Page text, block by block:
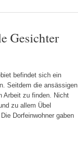
Gesichter
befindet sich ein
Seitdem die ansässigen
Arbeit zu finden. Nicht
zu allem Übel
Dorfeinwohner gaben